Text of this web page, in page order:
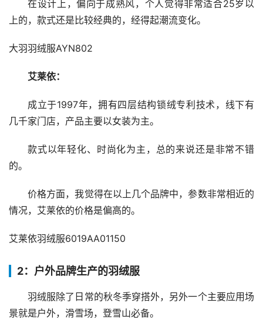
在设计上，偏向于成熟风，个人觉得非常适合25岁以
上的，款式还是比较经典的，经得起潮流变化。
大羽羽绒服AYN802
艾莱依：
成立于1997年，拥有四层结构锁绒专利技术，线下有
几千家门店，产品主要以女装为主。
款式以年轻化、时尚化为主，总的来说还是非常不错
的。
价格方面，我觉得在以上几个品牌中，参数非常相近的
情况，艾莱依的价格是偏高的。
艾莱依羽绒服6019AA01150
2：户外品牌生产的羽绒服
羽绒服除了日常的秋冬季穿搭外，另外一个主要应用场
景就是户外，滑雪场，登雪山必备。